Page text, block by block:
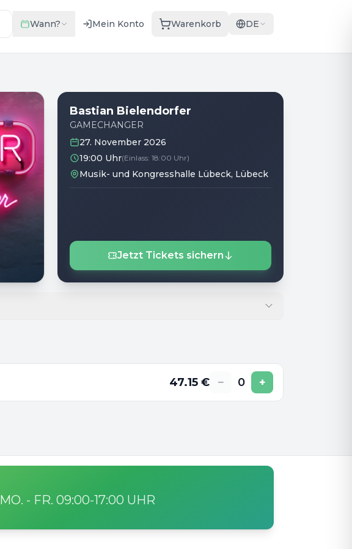
Wann? Mein Konto Warenkorb DE
Bastian Bielendorfer
GAMECHANGER
27. November 2026
19:00 Uhr(Einlass:18:00 Uhr)
Musik- und Kongresshalle Lübeck, Lübeck
Jetzt Tickets sichern
47.15 € − 0 +
MO. - FR. 09:00-17:00 UHR